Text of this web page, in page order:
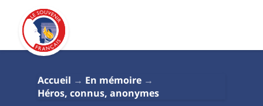
Accueil
En mémoire
Héros, connus, anonymes